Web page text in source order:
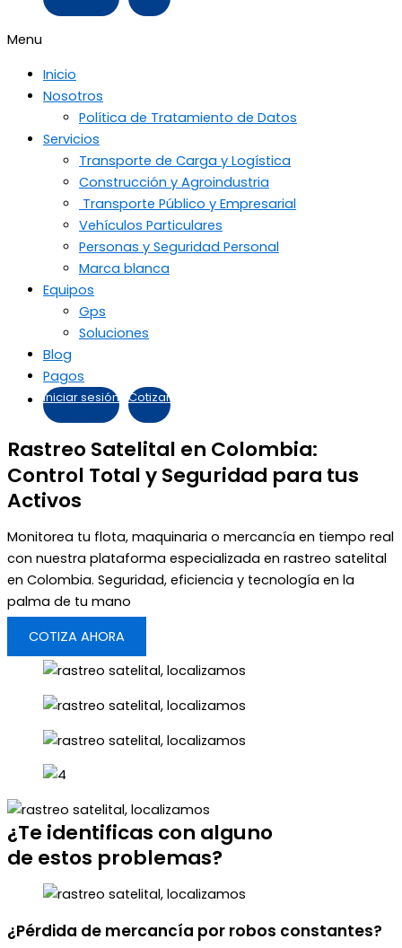
Menu
Inicio
Nosotros
Política de Tratamiento de Datos
Servicios
Transporte de Carga y Logística
Construcción y Agroindustria
Transporte Público y Empresarial
Vehículos Particulares
Personas y Seguridad Personal
Marca blanca
Equipos
Gps
Soluciones
Blog
Pagos
Iniciar sesión Cotizar
Rastreo Satelital en Colombia:
Control Total y Seguridad para tus
Activos
Monitorea tu flota, maquinaria o mercancía en tiempo real
con nuestra plataforma especializada en rastreo satelital
en Colombia. Seguridad, eficiencia y tecnología en la
palma de tu mano
COTIZA AHORA
¿Te identificas con alguno
de estos problemas?
¿Pérdida de mercancía por robos constantes?